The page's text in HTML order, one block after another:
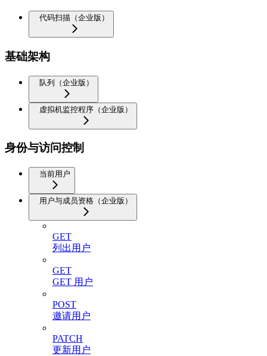
代码扫描（企业版）
基础架构
队列（企业版）
虚拟机监控程序（企业版）
身份与访问控制
当前用户
用户与成员资格（企业版）
GET
列出用户
GET
GET 用户
POST
邀请用户
PATCH
更新用户